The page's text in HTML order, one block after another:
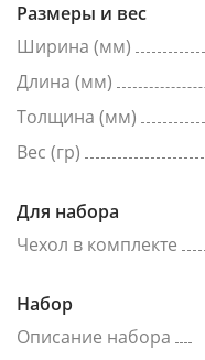
Размеры и вес
Ширина (мм)
Длина (мм)
Толщина (мм)
Вес (гр)
Для набора
Чехол в комплекте
Набор
Описание набора